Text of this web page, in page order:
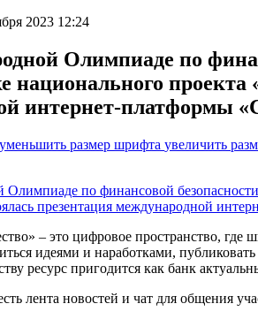
2023 12:24
Олимпиаде по
национального проекта
интернет-платформы
уменьшить размер шрифта увеличить
– это цифровое пространство, где
идеями и наработками,
ресурс пригодится как банк
лента новостей и чат для общения